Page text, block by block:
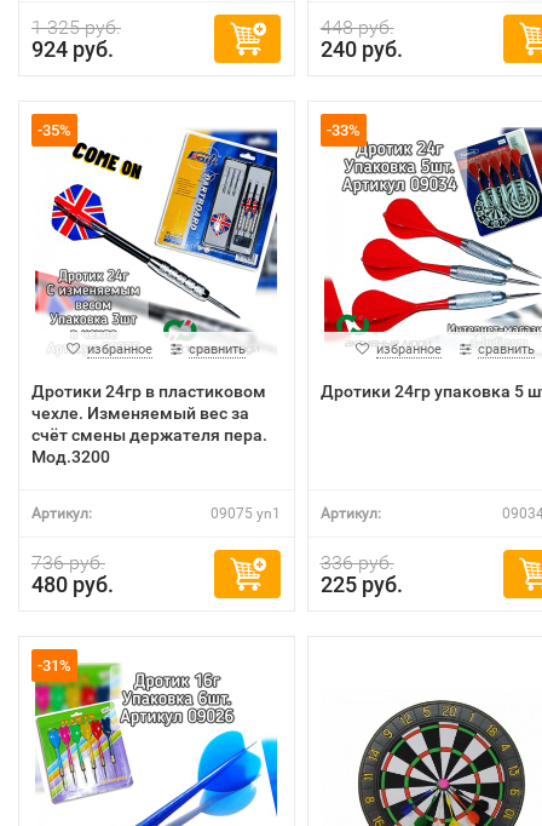
1 325 руб.
924 руб.
448 руб.
240 руб.
-35%
избранное сравнить
Дротики 24гр в пластиковом
чехле. Изменяемый вес за
счёт смены держателя пера.
Мод.3200
Артикул: 09075 yn1
736 руб.
480 руб.
-33%
избранное сравнить
Дротики 24гр упаковка 5
Артикул:
336 руб.
225 руб.
-31%